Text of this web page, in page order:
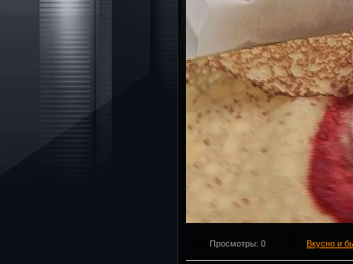
Просмотры: 0 Вкусно и